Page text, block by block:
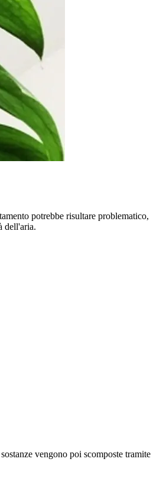
potrebbe risultare problematico,
dell'aria.
vengono poi scomposte tramite